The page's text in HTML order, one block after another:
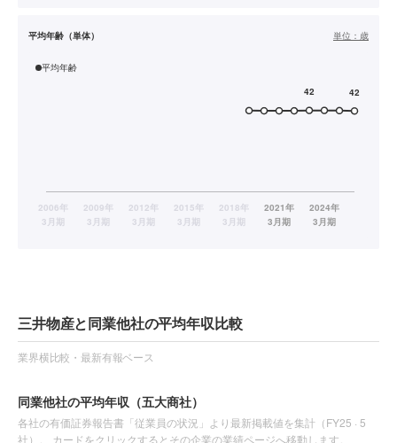
平均年齢（単体） 単位： 歳
平均年齢
三井物産と同業他社の平均年収比較
業界横比較・最新有報ベース
同業他社の平均年収 （五大商社）
各社の有価証券報告書「従業員の状況」より最新掲載値を集計（FY25 · 5
社）。 カードをクリックするとその企業の業績ページへ移動します。